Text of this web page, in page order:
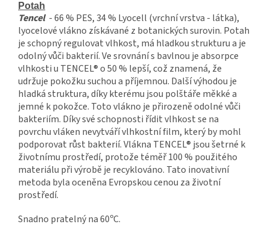
Potah
Tencel - 66 % PES, 34 % Lyocell (vrchní vrstva - látka),
lyocelové vlákno získávané z botanických surovin. Potah
je schopný regulovat vlhkost, má hladkou strukturu a je
odolný vůči bakterií. Ve srovnání s bavlnou je absorpce
vlhkosti u TENCEL® o 50 % lepší, což znamená, že
udržuje pokožku suchou a příjemnou. Další výhodou je
hladká struktura, díky kterému jsou polštáře měkké a
jemné k pokožce. Toto vlákno je přirozeně odolné vůči
bakteriím. Díky své schopnosti řídit vlhkost se na
povrchu vláken nevytváří vlhkostní film, který by mohl
podporovat růst bakterií. Vlákna TENCEL® jsou šetrné k
životnímu prostředí, protože téměř 100 % použitého
materiálu při výrobě je recyklováno. Tato inovativní
metoda byla oceněna Evropskou cenou za životní
prostředí.
Snadno pratelný na 60ºC.